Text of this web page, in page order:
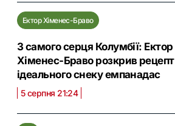
Ектор Хіменес-Браво
З самого серця Колумбії: Ектор
Хіменес-Браво розкрив рецепт
ідеального снеку емпанадас
5 серпня 21:24